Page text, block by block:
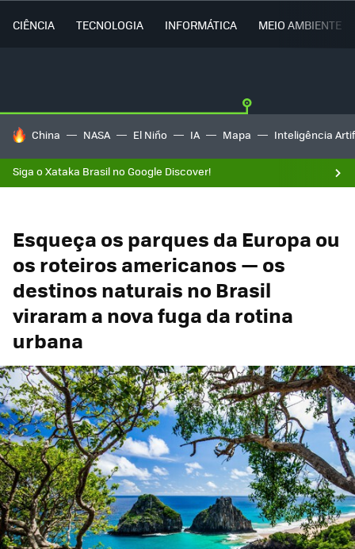
CIÊNCIA TECNOLOGIA INFORMÁTICA MEIO AMBIENTE
TENDÊNCIAS DO DIA
China NASA El Niño IA Mapa Inteligência
Siga o Xataka Brasil no Google Discover!
Esqueça os parques da Europa ou
os roteiros americanos — os
destinos naturais no Brasil
viraram a nova fuga da rotina
urbana